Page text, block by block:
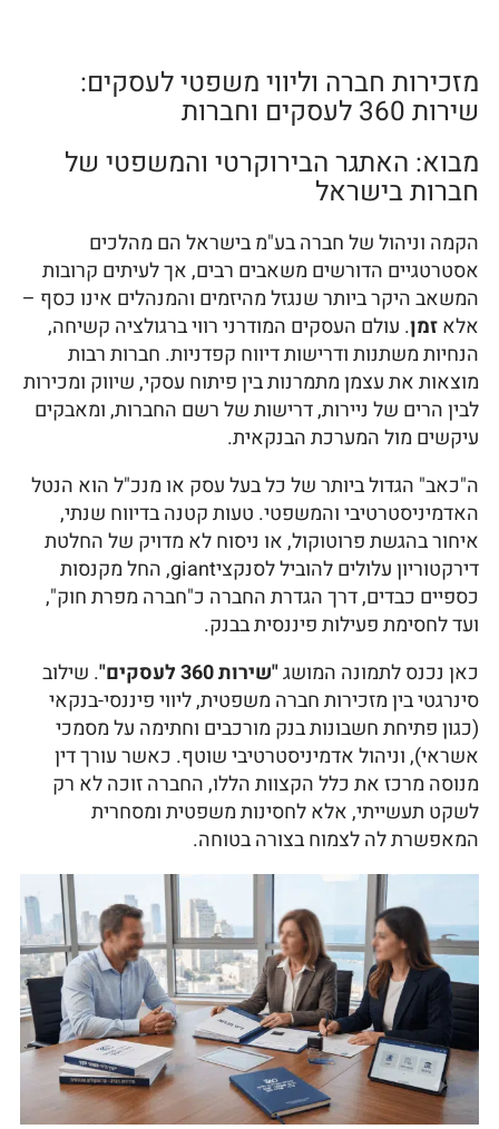
מזכירות חברה וליווי משפטי לעסקים:
שירות 360 לעסקים וחברות
מבוא: האתגר הבירוקרטי והמשפטי של
חברות בישראל
הקמה וניהול של חברה בע"מ בישראל הם מהלכים
אסטרטגיים הדורשים משאבים רבים, אך לעיתים קרובות
המשאב היקר ביותר שנגזל מהיזמים והמנהלים אינו כסף –
אלאזמן. עולם העסקים המודרני רווי ברגולציה קשיחה,
הנחיות משתנות ודרישות דיווח קפדניות. חברות רבות
מוצאות את עצמן מתמרנות בין פיתוח עסקי, שיווק ומכירות
לבין הרים של ניירות, דרישות של רשם החברות, ומאבקים
עיקשים מול המערכת הבנקאית.
ה"כאב" הגדול ביותר של כל בעל עסק או מנכ"ל הוא הנטל
האדמיניסטרטיבי והמשפטי. טעות קטנה בדיווח שנתי,
איחור בהגשת פרוטוקול, או ניסוח לא מדויק של החלטת
דירקטוריון עלולים להוביל לסנקציgiant, החל מקנסות
כספיים כבדים, דרך הגדרת החברה כ"חברה מפרת חוק",
ועד לחסימת פעילות פיננסית בבנק.
כאן נכנס לתמונה המושג"שירות 360 לעסקים"
. שילוב
סינרגטי בין מזכירות חברה משפטית, ליווי פיננסי-בנקאי
(כגון פתיחת חשבונות בנק מורכבים וחתימה על מסמכי
אשראי), וניהול אדמיניסטרטיבי שוטף. כאשר עורך דין
מנוסה מרכז את כלל הקצוות הללו, החברה זוכה לא רק
לשקט תעשייתי, אלא לחסינות משפטית ומסחרית
המאפשרת לה לצמוח בצורה בטוחה.